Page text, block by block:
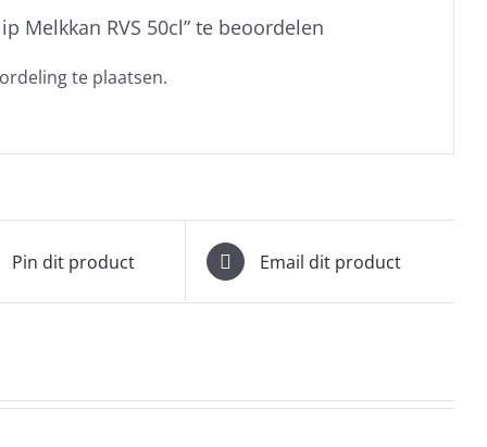
Melkkan RVS 50cl” te beoordelen
te plaatsen.
Pin dit product Email dit product